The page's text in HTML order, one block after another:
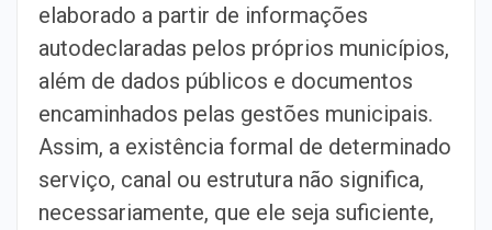
elaborado a partir de informações
autodeclaradas pelos próprios municípios,
além de dados públicos e documentos
encaminhados pelas gestões municipais.
Assim, a existência formal de determinado
serviço, canal ou estrutura não significa,
necessariamente, que ele seja suficiente,